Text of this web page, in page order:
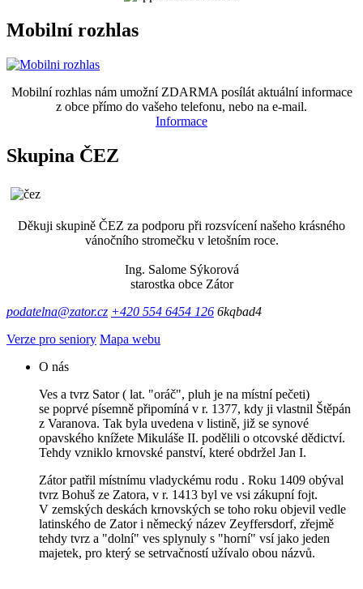
Mobilní rozhlas
Mobilní rozhlas nám umožní ZDARMA posílát aktuální informace
z obce přímo do vašeho telefonu, nebo na e-mail.
Informace
Skupina ČEZ
Děkuji skupině ČEZ za podporu při rozsvícení našeho krásného
vánočního stromečku v letošním roce.
Ing. Salome Sýkorová
starostka obce Zátor
podatelna@zator.cz +420 554 6454 126 6kqbad4
Verze pro seniory Mapa webu
O nás
Ves a tvrz Sator ( lat. "oráč", pluh je na místní pečeti)
se poprvé písemně připomíná v r. 1377, kdy ji vlastnil Štěpán
z Varanova. Tak byla uvedena v listině, již se synové
opavského knížete Mikuláše II. podělili o otcovské dědictví.
Tehdy vzniklo krnovské panství, které obdržel Jan I.
Zátor patřil místnímu vladyckému rodu . Roku 1409 obýval
tvrz Bohuš ze Zatora, v r. 1413 byl ve vsi zákupní fojt.
V zemských deskách krnovských se toho roku objevil vedle
latinského de Zator i německý název Zeyffersdorf, zřejmě
tehdy tvrz a "dolní" ves splynuly s "horní" vsí jako jeden
majetek, pro který se setrvačností užívalo obou názvů.